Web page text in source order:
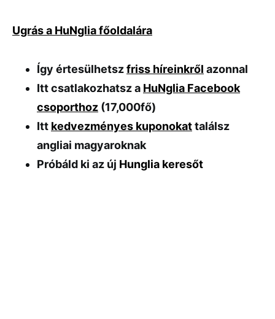
Ugrás a HuNglia főoldalára
Így értesülhetszfriss híreinkről azonnal
Itt csatlakozhatsz a HuNglia Facebook
csoporthoz (17,000fő)
Itt kedvezményes kuponokattalálsz
angliai magyaroknak
Próbáld ki az új Hunglia keresőt